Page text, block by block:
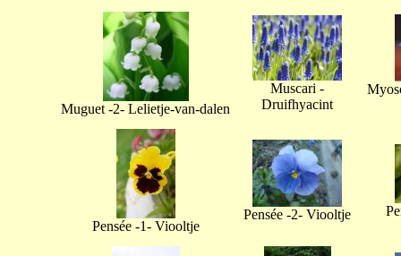
Muguet -2- Lelietje-van-dalen
Muscari -
Druifhyacint
Pensée -1- Viooltje
Pensée -2- Viooltje